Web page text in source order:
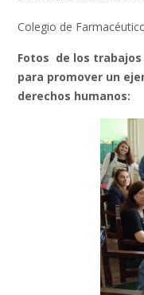
Colegio de
Fotos de los
para promover un
derechos humanos: